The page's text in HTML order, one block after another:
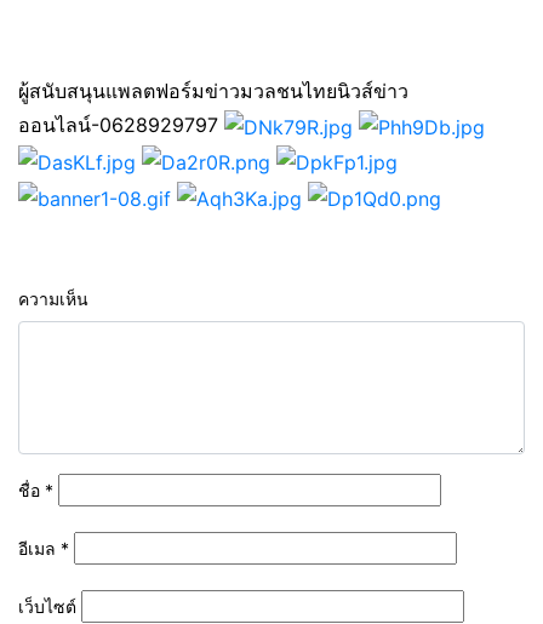
ผู้สนับสนุนแพลตฟอร์มข่าวมวลชนไทยนิวส์ข่าว
ออนไลน์-0628929797
ความเห็น
ชื่อ *
อีเมล *
เว็บไซต์